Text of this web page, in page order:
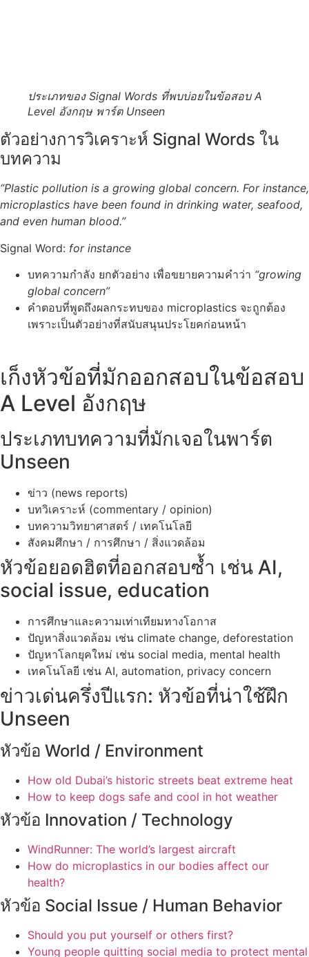
ประเภทของ Signal Words ที่พบบ่อยในข้อสอบ A
Level อังกฤษ พาร์ต Unseen
ตัวอย่างการวิเคราะห์ Signal Words ใน
บทความ
“Plastic pollution is a growing global concern. For instance,
microplastics have been found in drinking water, seafood,
and even human blood.”
Signal Word: for instance
บทความกำลัง ยกตัวอย่าง เพื่อขยายความคำว่า “growing
global concern”
คำตอบที่พูดถึงผลกระทบของ microplastics จะถูกต้อง
เพราะเป็นตัวอย่างที่สนับสนุนประโยคก่อนหน้า
เก็งหัวข้อที่มักออกสอบในข้อสอบ
A Level อังกฤษ
ประเภทบทความที่มักเจอในพาร์ต
Unseen
ข่าว (news reports)
บทวิเคราะห์ (commentary / opinion)
บทความวิทยาศาสตร์ / เทคโนโลยี
สังคมศึกษา / การศึกษา / สิ่งแวดล้อม
หัวข้อยอดฮิตที่ออกสอบซ้ำ เช่น AI,
social issue, education
การศึกษาและความเท่าเทียมทางโอกาส
ปัญหาสิ่งแวดล้อม เช่น climate change, deforestation
ปัญหาโลกยุคใหม่ เช่น social media, mental health
เทคโนโลยี เช่น AI, automation, privacy concern
ข่าวเด่นครึ่งปีแรก: หัวข้อที่น่าใช้ฝึก
Unseen
หัวข้อ World / Environment
How old Dubai’s historic streets beat extreme heat
How to keep dogs safe and cool in hot weather
หัวข้อ Innovation / Technology
WindRunner: The world’s largest aircraft
How do microplastics in our bodies affect our
health?
หัวข้อ Social Issue / Human Behavior
Should you put yourself or others first?
Young people quitting social media to protect mental